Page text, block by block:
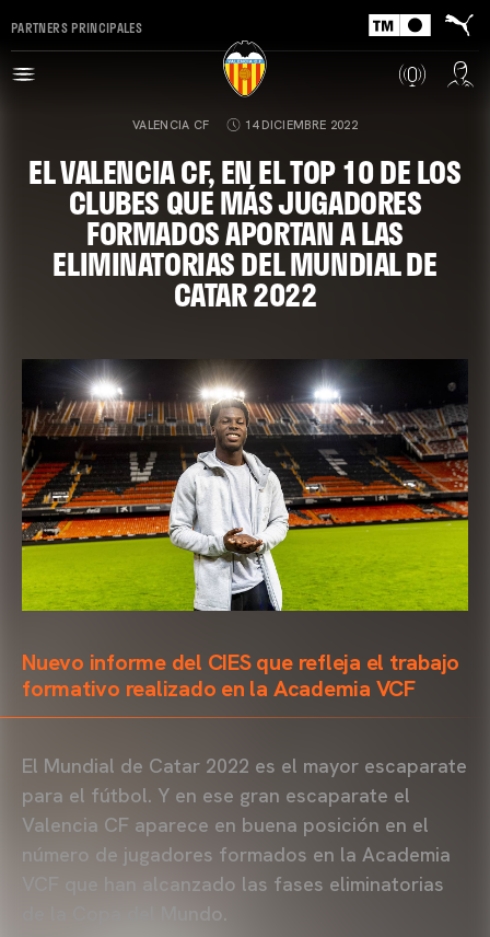
PARTNERS PRINCIPALES
VALENCIA CF 14 DICIEMBRE 2022
EL VALENCIA CF, EN EL TOP 10 DE LOS
CLUBES QUE MÁS JUGADORES
FORMADOS APORTAN A LAS
ELIMINATORIAS DEL MUNDIAL DE
CATAR 2022
Nuevo informe del CIES que refleja el trabajo
formativo realizado en la Academia VCF
El Mundial de Catar 2022 es el mayor escaparate
para el fútbol. Y en ese gran escaparate el
Valencia CF aparece en buena posición en el
número de jugadores formados en la Academia
VCF que han alcanzado las fases eliminatorias
de la Copa del Mundo.